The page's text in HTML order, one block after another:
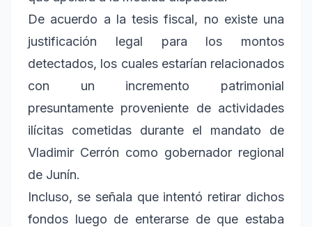
De acuerdo a la tesis fiscal, no existe una
justificación legal para los montos
detectados, los cuales estarían relacionados
con un incremento patrimonial
presuntamente proveniente de actividades
ilícitas cometidas durante el mandato de
Vladimir Cerrón como gobernador regional
de Junín.
Incluso, se señala que intentó retirar dichos
fondos luego de enterarse de que estaba